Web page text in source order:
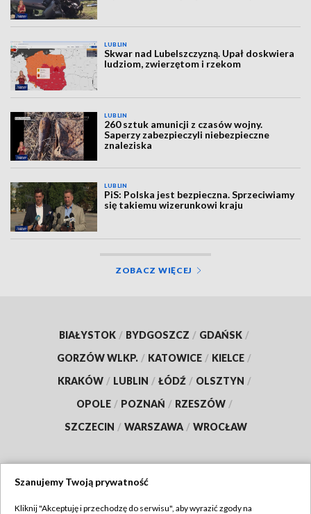
LUBLIN
Skwar nad Lubelszczyzną. Upał doskwiera
ludziom, zwierzętom i rzekom
LUBLIN
260 sztuk amunicji z czasów wojny.
Saperzy zabezpieczyli niebezpieczne
znaleziska
LUBLIN
PiS: Polska jest bezpieczna. Sprzeciwiamy
się takiemu wizerunkowi kraju
ZOBACZ WIĘCEJ
BIAŁYSTOK / BYDGOSZCZ / GDAŃSK /
GORZÓW WLKP. / KATOWICE / KIELCE /
KRAKÓW / LUBLIN / ŁÓDŹ / OLSZTYN /
OPOLE / POZNAŃ / RZESZÓW /
SZCZECIN / WARSZAWA / WROCŁAW
Szanujemy Twoją prywatność
Kliknij "Akceptuję i przechodzę do serwisu", aby wyrazić zgody na